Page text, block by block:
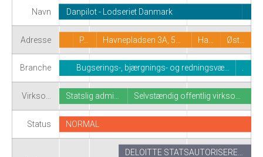
Navn
Adresse
Branche
Virkso…
Status
Danpilot - Lodseriet Danmark
P… Havnepladsen 3A, 5… Ha… Øst…
Bugserings-, bjærgnings- og redningsvæ… .
Statslig admi… Selvstændig offentlig virkso…
NORMAL
DELOITTE STATSAUTORISERE…